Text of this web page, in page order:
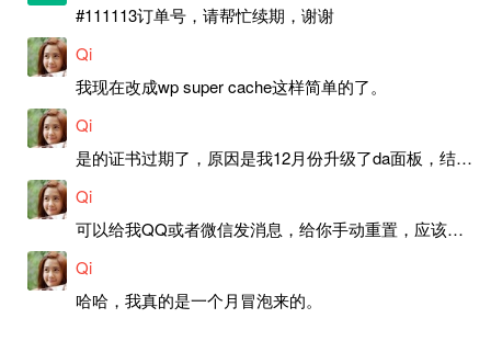
#111113订单号，请帮忙续期，谢谢
Qi
我现在改成wp super cache这样简单的了。
Qi
是的证书过期了，原因是我12月份升级了da面板，结果后台证书就不更新了，目前还在排查问题。切换PHP版本现在没有了，因为DA新版不支持。
Qi
可以给我QQ或者微信发消息，给你手动重置，应该是服务器插件有问题了，这个wp的主题太老了，导致现在好多的问题，网站的签到功能也是因为这个原因导致的。
Qi
哈哈，我真的是一个月冒泡来的。